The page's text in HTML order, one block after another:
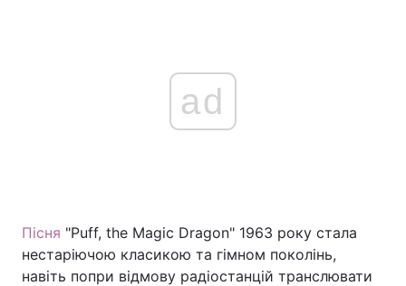
ad
Пісня "Puff, the Magic Dragon" 1963 року стала
нестаріючою класикою та гімном поколінь,
навіть попри відмову радіостанцій транслювати